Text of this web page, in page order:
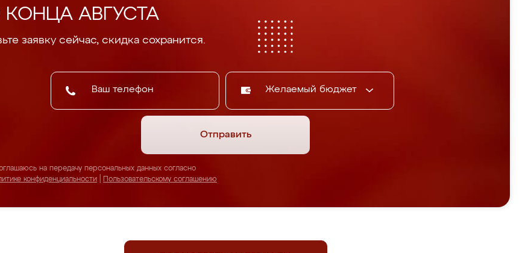
АВГУСТА
заявку сейчас, скидка сохранится.
Желаемый бюджет
Отправить
на передачу персональных данных согласно
конфиденциальности
Пользовательскому соглашению